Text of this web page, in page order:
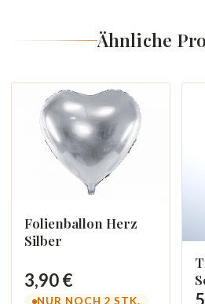
Ähnliche
Folienballon Herz
Silber
3,90 €
NUR NOCH 2 STK.